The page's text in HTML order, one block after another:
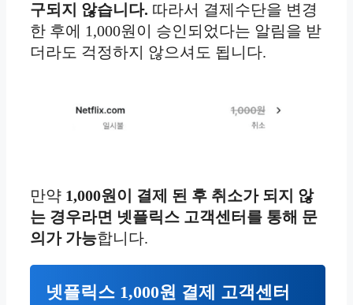
구되지 않습니다. 따라서 결제수단을 변경
한 후에 1,000원이 승인되었다는 알림을 받
더라도 걱정하지 않으셔도 됩니다.
만약 1,000원이 결제 된 후 취소가 되지 않
는 경우라면 넷플릭스 고객센터를 통해 문
의가 가능합니다.
넷플릭스 1,000원 결제 고객센터